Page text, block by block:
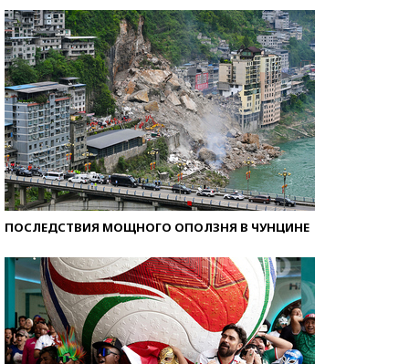
ПОСЛЕДСТВИЯ МОЩНОГО ОПОЛЗНЯ В ЧУНЦИНЕ